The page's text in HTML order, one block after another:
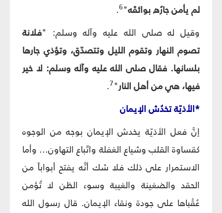
لم يأمن جارُه بوائقَه"
6
.
وقيل له صلى الله عليه وآله وسلم: "فلانة
تصوم النهار وتقوم الليل وتتصدّق، وتؤذي جارها
بلسانها. فقال صلى الله عليه وآله وسلم: لا خير
فيها، هي من أهل النار"
7
.
*الأذيّة تخدُش الإيمان
إنَّ فعل الأذيّة يخدش الإيمان بوجه من الوجوه
كقساوة القلب وشياع الغفلة واتّباع التهاون... وأما
الاستمرار على ذلك فلا شك أنَّه يفتح أبواباً من
الحقد والضغينة والغيبة وسوء الظن لا تُؤمن
عُقْباها على جودة ونقاء الإيمان. قال رسول الله